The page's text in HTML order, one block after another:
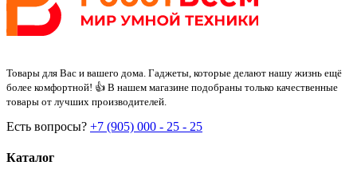
Товары для Вас и вашего дома. Гаджеты, которые делают нашу жизнь ещё
более комфортной! 👍 В нашем магазине подобраны только качественные
товары от лучших производителей.
Есть вопросы? +7 (905) 000 - 25 - 25
Каталог